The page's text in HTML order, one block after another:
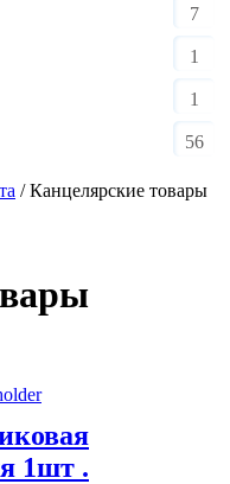
7
1
1
56
/ Канцелярские товары
1шт .